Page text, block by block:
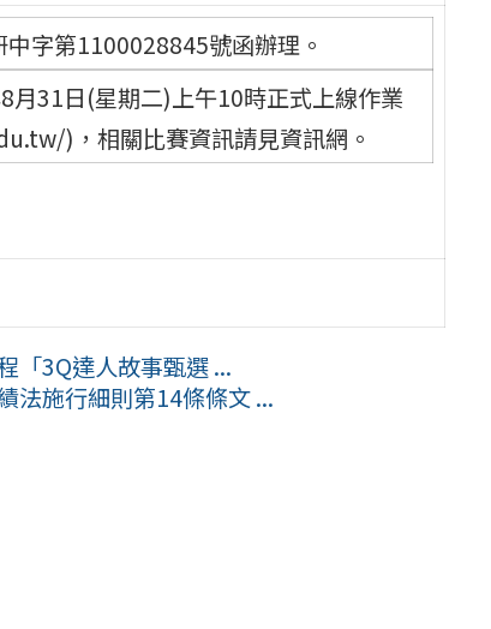
字第1100028845號函辦理。
月31日(星期二)上午10時正式上線作業
)，相關比賽資訊請見資訊網。
「3Q達人故事甄選 ...
法施行細則第14條條文 ...